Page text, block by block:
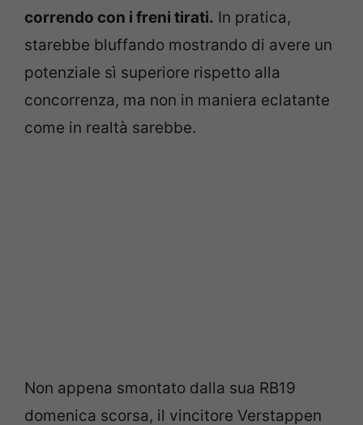
correndo con i freni tirati. In pratica,
starebbe bluffando mostrando di avere un
potenziale sì superiore rispetto alla
concorrenza, ma non in maniera eclatante
come in realtà sarebbe.
Non appena smontato dalla sua RB19
domenica scorsa, il vincitore Verstappen